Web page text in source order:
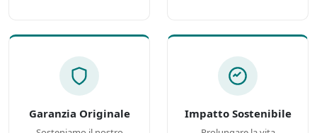
Garanzia Originale Impatto Sostenibile